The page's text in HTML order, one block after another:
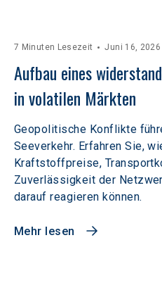
7 Minuten Lesezeit Juni 16, 2026
Aufbau eines
in volatilen Märkten
Geopolitische Konflikte
Seeverkehr. Erfahren Sie,
Kraftstoffpreise,
Zuverlässigkeit der
darauf reagieren können.
Mehr lesen